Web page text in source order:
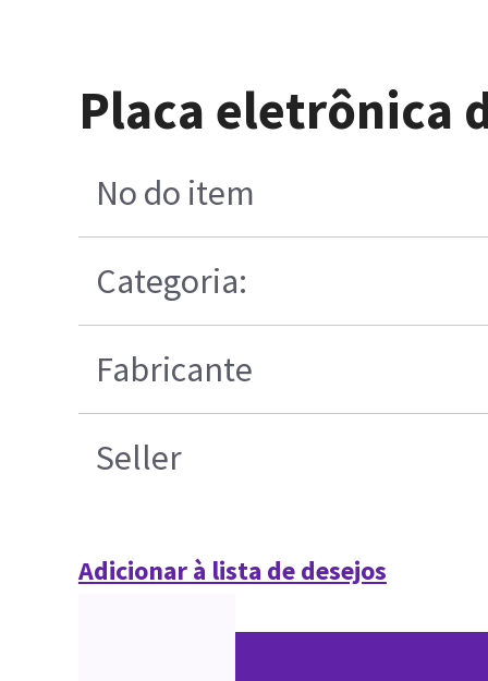
Placa eletrônica
No do item
Categoria:
Fabricante
Seller
Adicionar à lista de desejos